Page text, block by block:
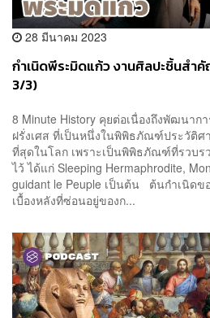
28 มีนาคม 2023
กำเนิดพีระมิดแก้ว งานศิลปะชิ้นส
3/3)
8 Minute History คุยต่อเนื่องถึงพัฒนา
ฝรั่งเศส ที่เป็นหนึ่งในพิพิธภัณฑ์ประวัติศ
ที่สุดในโลก เพราะเป็นพิพิธภัณฑ์ที่รวบร
ไว้ ได้แก่ Sleeping Hermaphrodite,
guidant le Peuple เป็นต้น ต้นกำเนิดข
เบื้องหลังที่ซ่อนอยู่ของก...